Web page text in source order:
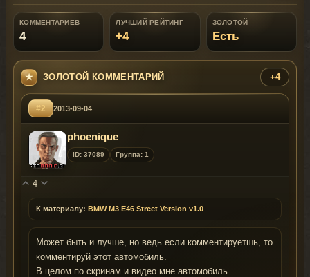
КОММЕНТАРИЕВ
4
ЛУЧШИЙ РЕЙТИНГ
+4
ЗОЛОТОЙ
Есть
ЗОЛОТОЙ КОММЕНТАРИЙ +4
#2 2013-09-04
phoenique
ID: 37089 Группа: 1
4
К материалу: BMW M3 E46 Street Version v1.0
Может быть и лучше, но ведь если комментируетшь, то
комментируй этот автомобиль.
В целом по скринам и видео мне автомобиль